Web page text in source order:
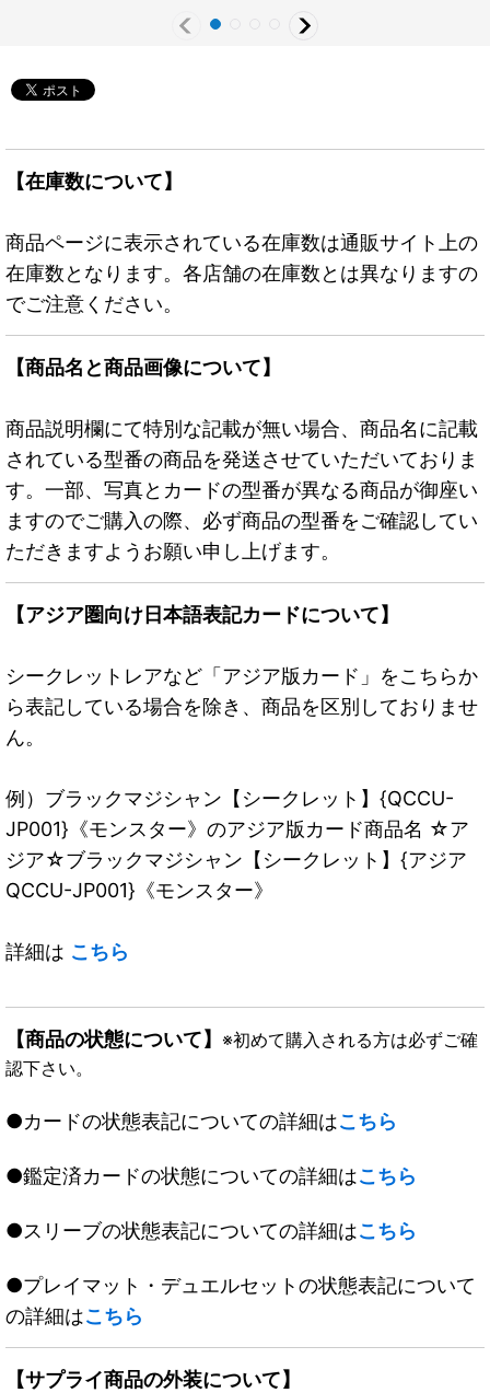
【在庫数について】
商品ページに表示されている在庫数は通販サイト上の
在庫数となります。各店舗の在庫数とは異なりますの
でご注意ください。
【商品名と商品画像について】
商品説明欄にて特別な記載が無い場合、商品名に記載
されている型番の商品を発送させていただいておりま
す。一部、写真とカードの型番が異なる商品が御座い
ますのでご購入の際、必ず商品の型番をご確認してい
ただきますようお願い申し上げます。
【アジア圏向け日本語表記カードについて】
シークレットレアなど「アジア版カード」をこちらか
ら表記している場合を除き、商品を区別しておりませ
ん。
例）ブラックマジシャン【シークレット】{QCCU-
JP001}《モンスター》のアジア版カード商品名 ☆ア
ジア☆ブラックマジシャン【シークレット】{アジア
QCCU-JP001}《モンスター》
詳細は こちら
【商品の状態について】 ※初めて購入される方は必ずご確
認下さい。
●カードの状態表記についての詳細はこちら
●鑑定済カードの状態についての詳細はこちら
●スリーブの状態表記についての詳細はこちら
●プレイマット・デュエルセットの状態表記について
の詳細はこちら
【サプライ商品の外装について】